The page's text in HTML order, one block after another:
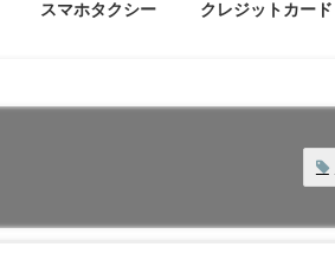
スマホタクシー クレジットカード